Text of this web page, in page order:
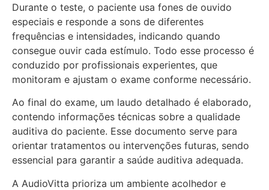
Durante o teste, o paciente usa fones de ouvido
especiais e responde a sons de diferentes
frequências e intensidades, indicando quando
consegue ouvir cada estímulo. Todo esse processo é
conduzido por profissionais experientes, que
monitoram e ajustam o exame conforme necessário.
Ao final do exame, um laudo detalhado é elaborado,
contendo informações técnicas sobre a qualidade
auditiva do paciente. Esse documento serve para
orientar tratamentos ou intervenções futuras, sendo
essencial para garantir a saúde auditiva adequada.
A AudioVitta prioriza um ambiente acolhedor e